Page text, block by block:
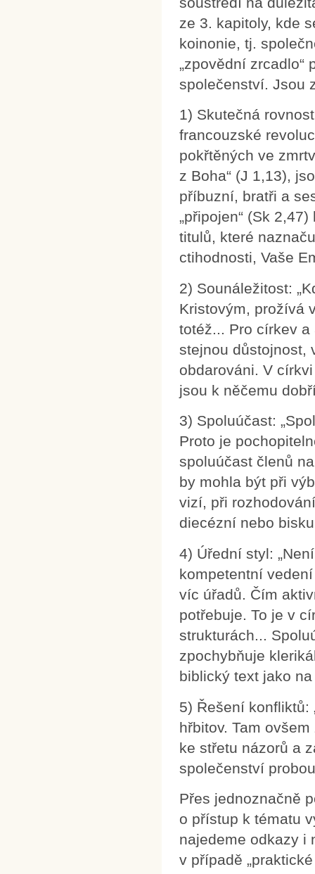
ze 3. kapitoly, kde
koinonie, tj.
„zpovědní
společenství. Jsou
1) Skutečná
francouzské
pokřtěných ve
z Boha“ (J 1,13),
příbuzní, bratři a
„připojen“ (Sk
titulů, které
ctihodnosti, Vaše
2) Sounáležitost:
Kristovým, prožívá
totéž... Pro církev
stejnou důstojnost,
obdarováni. V
jsou k něčemu
3) Spoluúčast:
Proto je
spoluúčast členů
by mohla být při
vizí, při
diecézní nebo
4) Úřední styl:
kompetentní
víc úřadů. Čím
potřebuje. To je v
strukturách...
zpochybňuje
biblický text jako
5) Řešení konfliktů:
hřbitov. Tam
ke střetu názorů a
společenství
Přes jednoznačně
o přístup k tématu
najedeme odkazy i
v případě